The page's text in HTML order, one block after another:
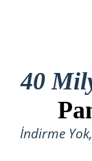
40
İndirme